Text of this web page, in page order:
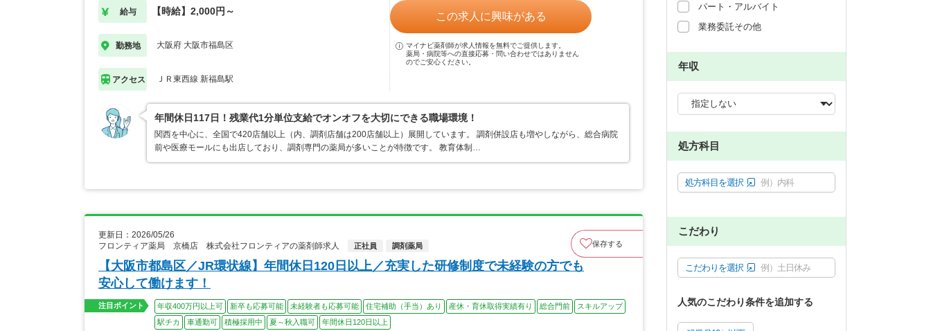
給与 【時給】2,000円～
勤務地 大阪府 大阪市福島区
アクセス ＪＲ東西線 新福島駅
この求人に興味がある
マイナビ薬剤師が求人情報を無料でご提供します。
薬局・病院等への直接応募・問い合わせではありません
のでご安心ください。
年間休日117日！残業代1分単位支給でオンオフを大切にできる職場環境！
関西を中心に、全国で420店舗以上（内、調剤店舗は200店舗以上）展開しています。 調剤併設店も増やしながら、総合病院
前や医療モールにも出店しており、調剤専門の薬局が多いことが特徴です。 教育体制…
更新日：2026/05/26
フロンティア薬局 京橋店 株式会社フロンティアの薬剤師求人
正社員 調剤薬局 保存する
【大阪市都島区／JR環状線】年間休日120日以上／充実した研修制度で未経験の方でも
安心して働けます！
注目ポイント 年収400万円以上可 新卒も応募可能 未経験者も応募可能 住宅補助（手当）あり 産休・育休取得実績有り 総合門前
スキルアップ
駅チカ
車通勤可 積極採用中 夏～秋入職可 年間休日120日以上
パート・アルバイト
業務委託その他
年収
処方科目
処方科目を選択 例）内科
こだわり
こだわりを選択 例）土日休み
人気のこだわり条件を追加する